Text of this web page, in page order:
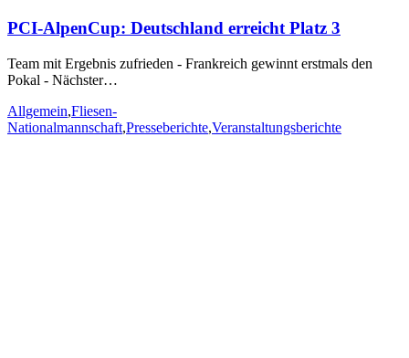
PCI-AlpenCup: Deutschland erreicht Platz 3
Team mit Ergebnis zufrieden - Frankreich gewinnt erstmals den
Pokal - Nächster…
Allgemein,Fliesen-
Nationalmannschaft,Presseberichte,Veranstaltungsberichte